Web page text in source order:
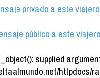
privado a este
público a este
supplied
httpdocs/